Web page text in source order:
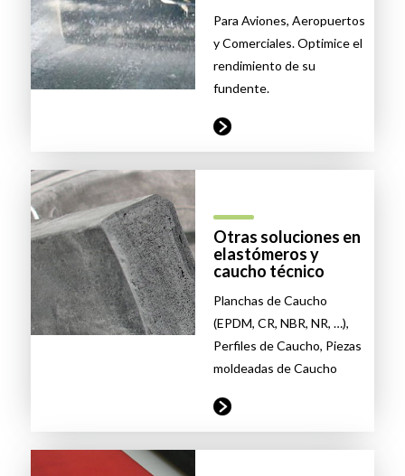
Para Aviones, Aeropuertos
y Comerciales. Optimice el
rendimiento de su
fundente.
Otras soluciones en
elastómeros y
caucho técnico
Planchas de Caucho
(EPDM, CR, NBR, NR, …),
Perfiles de Caucho, Piezas
moldeadas de Caucho